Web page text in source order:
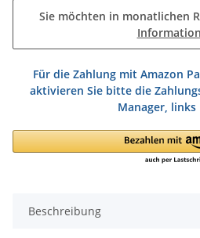
Sie möchten in monatlichen
Für die Zahlung mit Amazon
aktivieren Sie bitte die
Manager, links
Beschreibung